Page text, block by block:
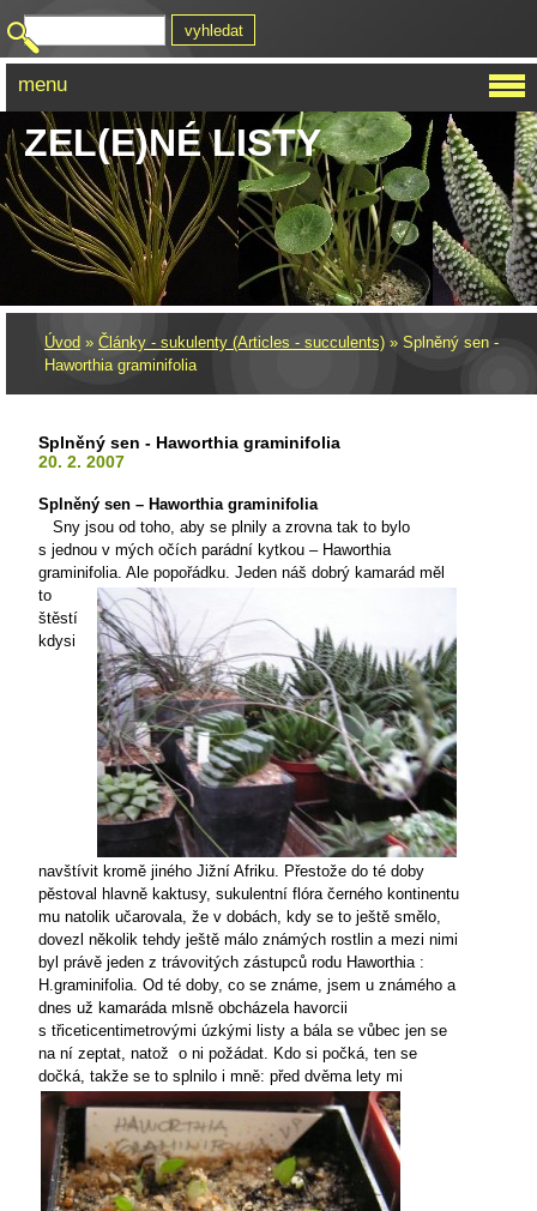
ZEL(E)NÉ LISTY
Úvod » Články - sukulenty (Articles - succulents) » Splněný sen -
Haworthia graminifolia
Splněný sen - Haworthia graminifolia
20. 2. 2007
Splněný sen – Haworthia graminifolia
Sny jsou od toho, aby se plnily a zrovna tak to bylo
s jednou v mých očích parádní kytkou – Haworthia
graminifolia. Ale popořádku. Jeden náš dobrý kamarád měl
to
štěstí
kdysi
navštívit kromě jiného Jižní Afriku. Přestože do té doby
pěstoval hlavně kaktusy, sukulentní flóra černého kontinentu
mu natolik učarovala, že v dobách, kdy se to ještě smělo,
dovezl několik tehdy ještě málo známých rostlin a mezi nimi
byl právě jeden z trávovitých zástupců rodu Haworthia :
H.graminifolia. Od té doby, co se známe, jsem u známého a
dnes už kamaráda mlsně obcházela havorcii
s třiceticentimetrovými úzkými listy a bála se vůbec jen se
na ní zeptat, natož o ni požádat. Kdo si počká, ten se
dočká, takže se to splnilo i mně: před dvěma lety mi
menu